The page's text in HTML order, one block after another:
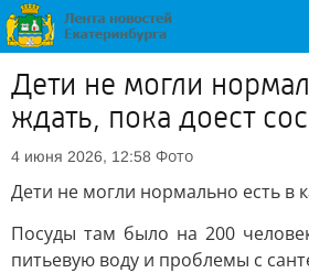
Дети не могли
ждать, пока доест
4 июня 2026, 12:58 Фото
Дети не могли нормально есть в
Посуды там было на 200
питьевую воду и проблемы с